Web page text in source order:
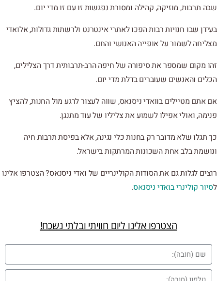
שבה תרבות, מוזיקה, קהילה ומסורת נפגשות זו עם זו מדי יום.
בעידן שבו חנויות רבות הפכו לאתרי אינטרנט ולרשתות גדולות, אלואדי
מצליחה לשמור על אופייה האנושי והחם.
זהו מקום שמספר את סיפורה של חיפה הרב-תרבותית דרך הצלילים,
הכלים והאנשים שעוברים בדלת מדי יום.
אם אתם מטיילים בוואדי ניסנאס, שווה לעצור לרגע מול החנות, להציץ
פנימה, ואולי אפילו לשמוע את צליליו של עוד מתנגן.
כך תגלו שלא מדובר רק בחנות כלי נגינה, אלא בפיסת תרבות חיה
ונושמת בלב אחת השכונות המרתקות בישראל.
רוצים לגלות גם את הסודות הקולינריים של ואדי ניסנאס? הצטרפו אלינו
לסיור קולינרי בואדי ניסנאס.
הצטרפו אלינו ליום חוויתי ובלתי נשכח!